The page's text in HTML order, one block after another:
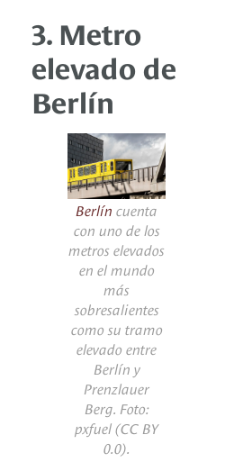
3. Metro
elevado de
Berlín
Berlín cuenta
con uno de los
metros elevados
en el mundo
más
sobresalientes
como su tramo
elevado entre
Berlín y
Prenzlauer
Berg. Foto:
pxfuel(CC BY
0.0).